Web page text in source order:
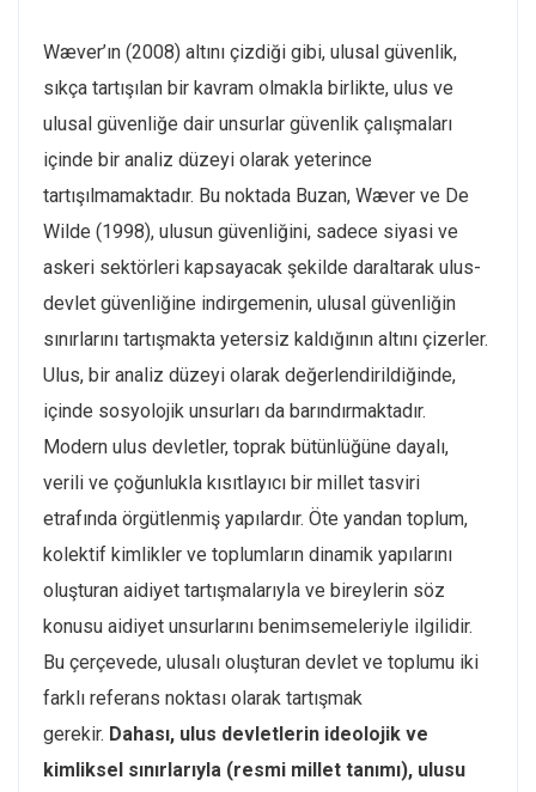
Wæver’ın (2008) altını çizdiği gibi, ulusal güvenlik,
sıkça tartışılan bir kavram olmakla birlikte, ulus ve
ulusal güvenliğe dair unsurlar güvenlik çalışmaları
içinde bir analiz düzeyi olarak yeterince
tartışılmamaktadır. Bu noktada Buzan, Wæver ve De
Wilde (1998), ulusun güvenliğini, sadece siyasi ve
askeri sektörleri kapsayacak şekilde daraltarak ulus-
devlet güvenliğine indirgemenin, ulusal güvenliğin
sınırlarını tartışmakta yetersiz kaldığının altını çizerler.
Ulus, bir analiz düzeyi olarak değerlendirildiğinde,
içinde sosyolojik unsurları da barındırmaktadır.
Modern ulus devletler, toprak bütünlüğüne dayalı,
verili ve çoğunlukla kısıtlayıcı bir millet tasviri
etrafında örgütlenmiş yapılardır. Öte yandan toplum,
kolektif kimlikler ve toplumların dinamik yapılarını
oluşturan aidiyet tartışmalarıyla ve bireylerin söz
konusu aidiyet unsurlarını benimsemeleriyle ilgilidir.
Bu çerçevede, ulusalı oluşturan devlet ve toplumu iki
farklı referans noktası olarak tartışmak
gerekir. Dahası, ulus devletlerin ideolojik ve
kimliksel sınırlarıyla (resmi millet tanımı), ulusu